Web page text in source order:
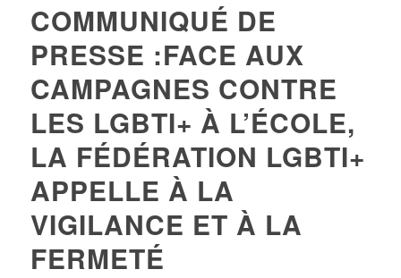
COMMUNIQUÉ DE
PRESSE :FACE AUX
CAMPAGNES CONTRE
LES LGBTI+ À L’ÉCOLE,
LA FÉDÉRATION LGBTI+
APPELLE À LA
VIGILANCE ET À LA
FERMETÉ